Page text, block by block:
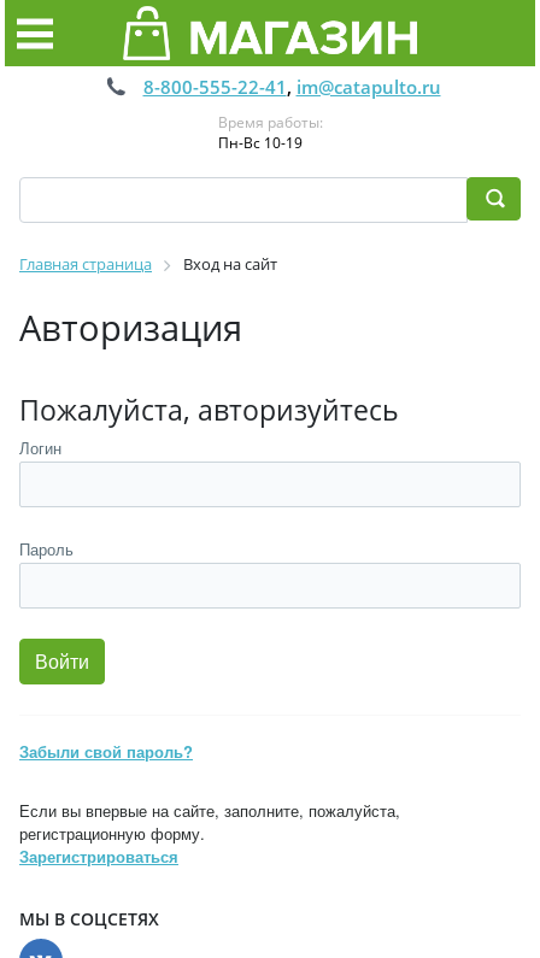
8-800-555-22-41 , im@catapulto.ru
Время работы:
Пн-Вс 10-19
Главная страница Вход на сайт
Авторизация
Пожалуйста, авторизуйтесь
Логин
Пароль
Забыли свой пароль?
Если вы впервые на сайте, заполните, пожалуйста,
регистрационную форму.
Зарегистрироваться
МЫ В СОЦСЕТЯХ